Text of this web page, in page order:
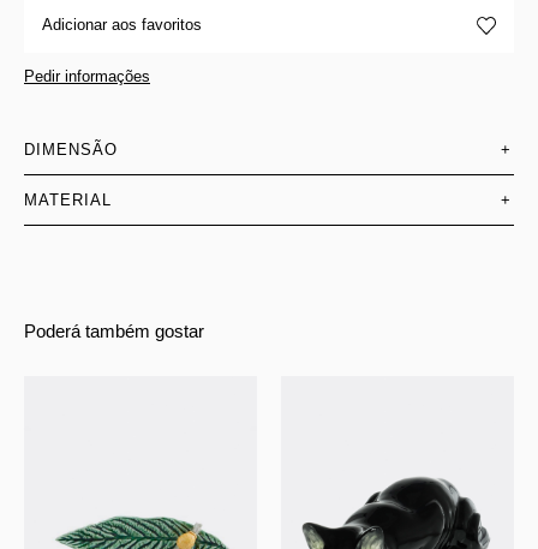
Adicionar aos favoritos
Pedir informações
DIMENSÃO +
MATERIAL +
Poderá também gostar